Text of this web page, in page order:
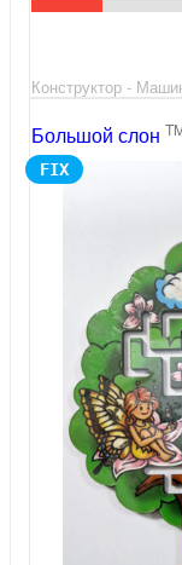
Конструктор -
Большой слон
FIX